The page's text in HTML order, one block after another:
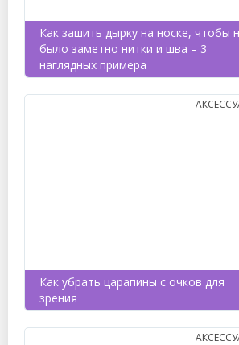
Как зашить дырку на носке, чтобы
было заметно нитки и шва – 3
наглядных примера
Как убрать царапины с очков для
зрения